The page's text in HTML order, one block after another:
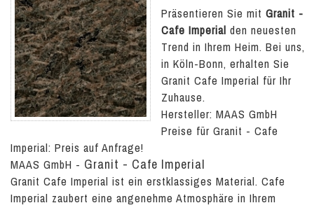
Präsentieren Sie mit Granit -
Cafe Imperial den neuesten
Trend in Ihrem Heim. Bei uns,
in Köln-Bonn, erhalten Sie
Granit Cafe Imperial für Ihr
Zuhause.
Hersteller: MAAS GmbH
Preise für Granit - Cafe
Imperial: Preis auf Anfrage!
MAAS GmbH - Granit - Cafe Imperial
Granit Cafe Imperial ist ein erstklassiges Material. Cafe
Imperial zaubert eine angenehme Atmosphäre in Ihrem